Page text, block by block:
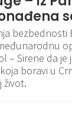
bezbednosti
Sirene da je
boravi u
život.